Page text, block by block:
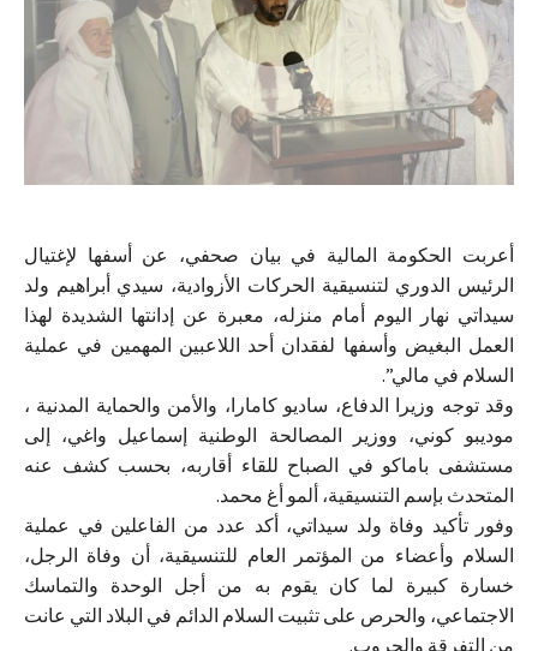
أعربت الحكومة المالية في بيان صحفي، عن أسفها لإغتيال
الرئيس الدوري لتنسيقية الحركات الأزوادية، سيدي أبراهيم ولد
سيداتي نهار اليوم أمام منزله، معبرة عن إدانتها الشديدة لهذا
العمل البغيض وأسفها لفقدان أحد اللاعبين المهمين في عملية
السلام في مالي”.
وقد توجه وزيرا الدفاع، ساديو كامارا، والأمن والحماية المدنية ،
موديبو كوني، ووزير المصالحة الوطنية إسماعيل واغي، إلى
مستشفى باماكو في الصباح للقاء أقاربه، بحسب كشف عنه
المتحدث بإسم التنسيقية، ألمو أغ محمد.
وفور تأكيد وفاة ولد سيداتي، أكد عدد من الفاعلين في عملية
السلام وأعضاء من المؤتمر العام للتنسيقية، أن وفاة الرجل،
خسارة كبيرة لما كان يقوم به من أجل الوحدة والتماسك
الاجتماعي، والحرص على تثبيت السلام الدائم في البلاد التي عانت
من التفرقة والحروب.